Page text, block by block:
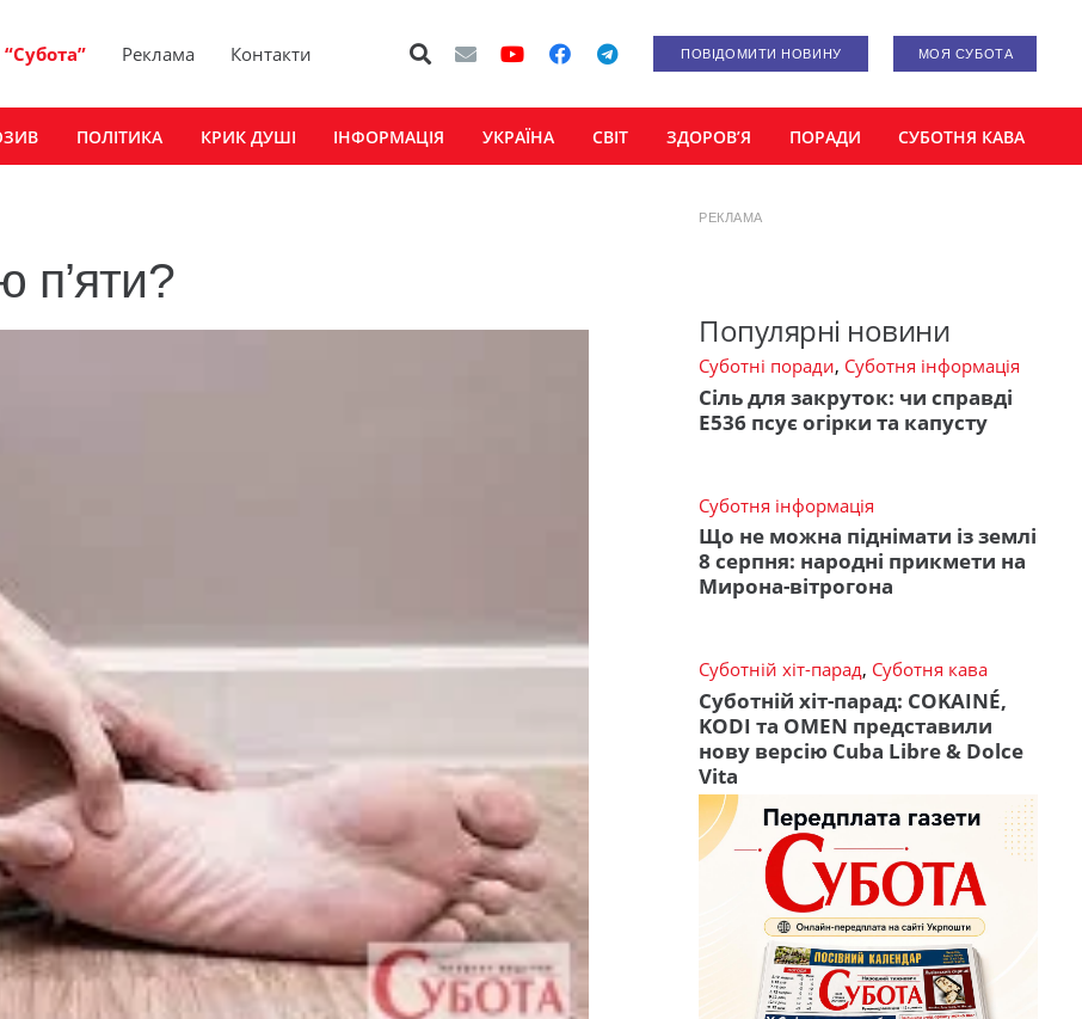
Реклама Контакти ПОВІДОМИТИ НОВИНУ МОЯ СУБОТА
ПОЛІТИКА КРИК ДУШІ ІНФОРМАЦІЯ УКРАЇНА СВІТ ЗДОРОВ’Я ПОРАДИ СУБОТНЯ КАВА
п’яти?
РЕКЛАМА
Популярні новини
Суботні поради, Суботня інформація
Сіль для закруток: чи справді
Е536 псує огірки та капусту
Суботня інформація
Що не можна піднімати із землі
8 серпня: народні прикмети на
Мирона-вітрогона
Суботній хіт-парад, Суботня кава
Суботній хіт-парад: COKAINÉ,
KODI та OMEN представили
нову версію Cuba Libre & Dolce
Vita